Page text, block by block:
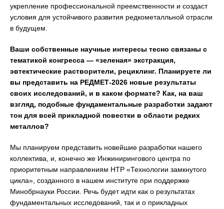
укрепление профессиональной преемственности и создаст
условия для устойчивого развития редкометалльной отрасли
в будущем.
Ваши собственные научные интересы тесно связаны с
тематикой конгресса — «зеленая» экстракция,
эвтектические растворители, рециклинг. Планируете ли
вы представить на РЕДМЕТ-2026 новые результаты
своих исследований, и в каком формате? Как, на ваш
взгляд, подобные фундаментальные разработки задают
тон для всей прикладной повестки в области редких
металлов?
Мы планируем представить новейшие разработки нашего
коллектива, и, конечно же Инжинирингового центра по
приоритетным направлениям НТР «Технологии замкнутого
цикла», созданного в нашем институте при поддержке
Минобрнауки России. Речь будет идти как о результатах
фундаментальных исследований, так и о прикладных